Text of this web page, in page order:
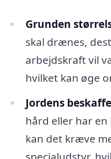
Grunden
skal drænes,
arbejdskraft vil
hvilket kan øge
Jordens
hård eller har
kan det kræve